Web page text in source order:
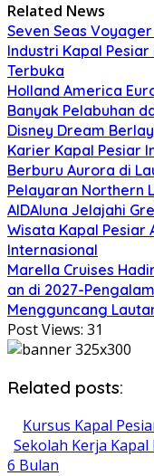
Related News
Seven Seas
Industri Kapal
Terbuka
Holland America
Banyak Pelabuhan
Disney Dream
Karier Kapal Pesiar
Berburu Aurora di
Pelayaran Northern
AIDAluna Jelajahi
Wisata Kapal Pesiar
Internasional
Marella Cruises
an di 2027-
Mengguncang
Post Views: 31
Related posts:
Kursus Kapal
Sekolah Kerja
6 Bulan